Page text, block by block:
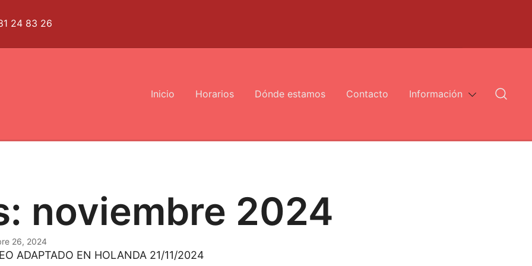
24 83 26
Inicio Horarios Dónde estamos Contacto Información
noviembre 2024
26, 2024
ADAPTADO EN HOLANDA 21/11/2024